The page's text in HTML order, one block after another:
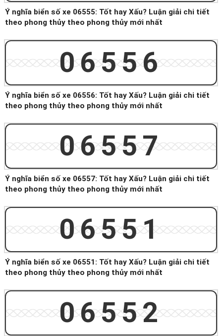
Ý nghĩa biển số xe 06555: Tốt hay Xấu? Luận giải chi tiết
theo phong thủy theo phong thủy mới nhất
06556
Ý nghĩa biển số xe 06556: Tốt hay Xấu? Luận giải chi tiết
theo phong thủy theo phong thủy mới nhất
06557
Ý nghĩa biển số xe 06557: Tốt hay Xấu? Luận giải chi tiết
theo phong thủy theo phong thủy mới nhất
06551
Ý nghĩa biển số xe 06551: Tốt hay Xấu? Luận giải chi tiết
theo phong thủy theo phong thủy mới nhất
06552